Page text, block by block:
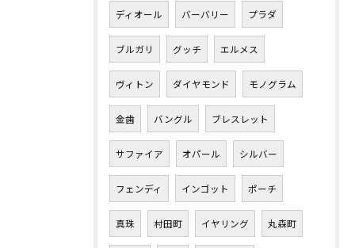
ディオール バーバリー プラダ
ブルガリ グッチ エルメス
ヴィトン ダイヤモンド モノグラム
金歯 バングル ブレスレット
サファイア オパール シルバー
フェンディ インゴット ポーチ
真珠 村田町 イヤリング 丸森町